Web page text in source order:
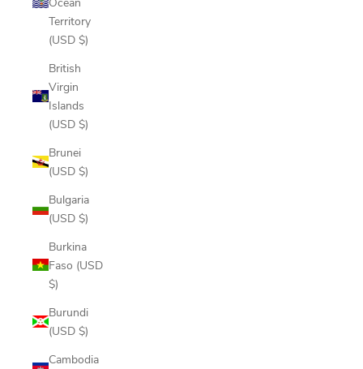
Territory
(USD $)
British
Virgin
Islands
(USD $)
Brunei
(USD $)
Bulgaria
(USD $)
Burkina
Faso (USD
$)
Burundi
(USD $)
Cambodia